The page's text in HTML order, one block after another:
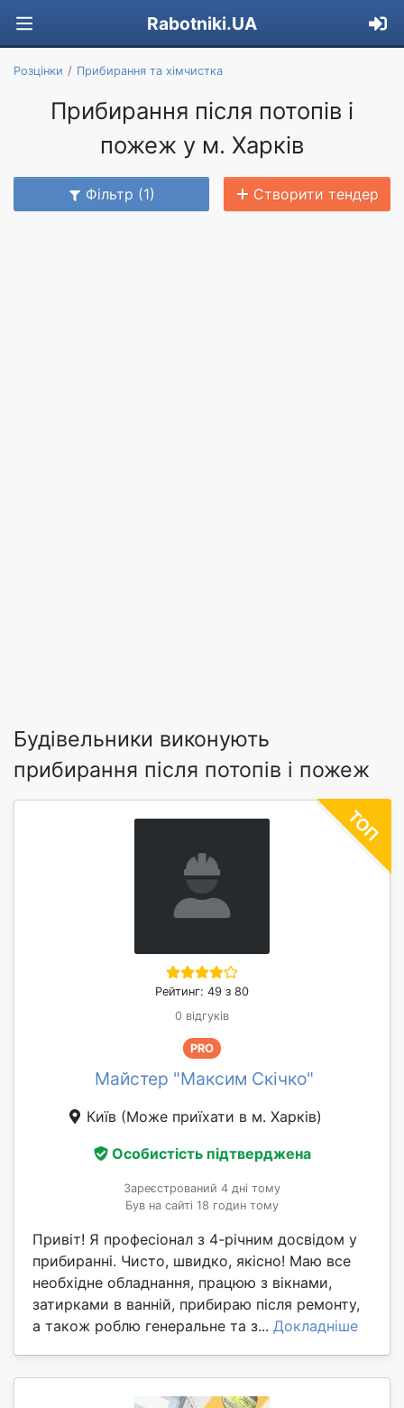
Rabotniki.UA
Розцінки Прибирання та хімчистка
Прибирання після потопів і
пожеж у м. Харків
Фільтр (1) Створити тендер
Будівельники виконують
прибирання після потопів і пожеж
Рейтинг: 49 з 80
0 відгуків
PRO
Майстер "Максим Скічко"
Київ (Може приїхати в м. Харків)
Особистість підтверджена
Зареєстрований 4 дні тому
Був на сайті 18 годин тому
Привіт! Я професіонал з 4-річним досвідом у
прибиранні. Чисто, швидко, якісно! Маю все
необхідне обладнання, працюю з вікнами,
затирками в ванній, прибираю після ремонту,
а також роблю генеральне та з... Докладніше